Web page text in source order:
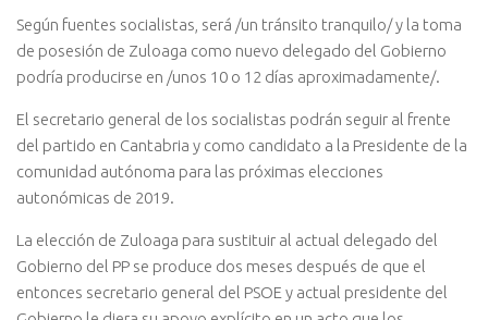
Según fuentes socialistas, será /un tránsito tranquilo/ y la toma
de posesión de Zuloaga como nuevo delegado del Gobierno
podría producirse en /unos 10 o 12 días aproximadamente/.
El secretario general de los socialistas podrán seguir al frente
del partido en Cantabria y como candidato a la Presidente de la
comunidad autónoma para las próximas elecciones
autonómicas de 2019.
La elección de Zuloaga para sustituir al actual delegado del
Gobierno del PP se produce dos meses después de que el
entonces secretario general del PSOE y actual presidente del